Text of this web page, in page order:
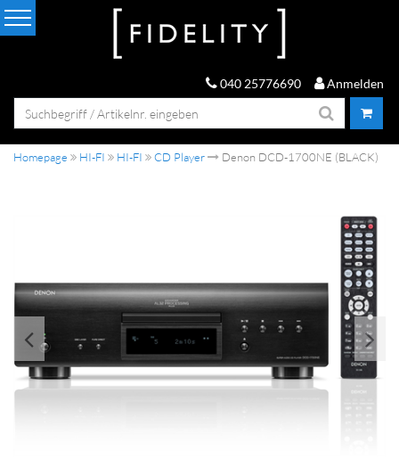
040 25776690 Anmelden
Homepage HI-FI HI-FI CD Player Denon DCD-1700NE (BLACK)